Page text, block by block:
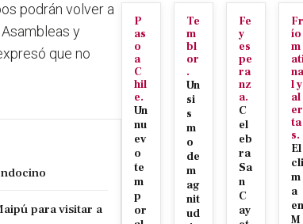
podrán volver a
y
que no
para visitar a
P
as
o
a
C
hil
e.
Un
nu
ev
o
te
m
p
or
Te
m
bl
or
.
Un
si
s
m
o
de
m
ag
nit
ud
Fe
y
es
pe
ra
nz
a.
C
el
eb
ra
Sa
n
C
ay
Fr
ío
m
na
l y
al
er
ta
s.
El
cli
m
a
en
M